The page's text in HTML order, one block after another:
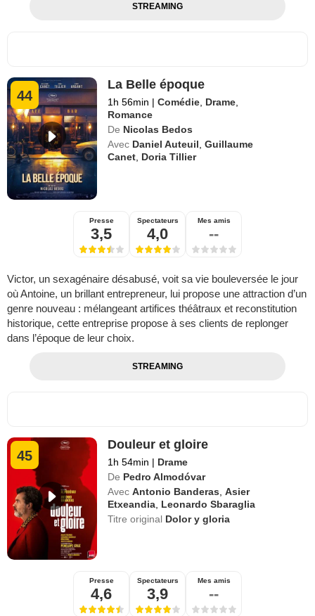
STREAMING
44
La Belle époque
1h 56min | Comédie Drame
Romance
De Nicolas Bedos
Avec Daniel Auteuil ,Guillaume
Canet Doria Tillier
Presse
3,5
Spectateurs
4,0
Mes amis
--
Victor, un sexagénaire désabusé, voit sa vie bouleversée le jour
où Antoine, un brillant entrepreneur, lui propose une attraction d’un
genre nouveau : mélangeant artifices théâtraux et reconstitution
historique, cette entreprise propose à ses clients de replonger
dans l’époque de leur choix.
STREAMING
45
Douleur et gloire
1h 54min | Drame
De Pedro Almodóvar
Avec Antonio Banderas ,Asier
Etxeandia Leonardo Sbaraglia
Titre original Dolor y gloria
Presse
4,6
Spectateurs
3,9
Mes amis
--